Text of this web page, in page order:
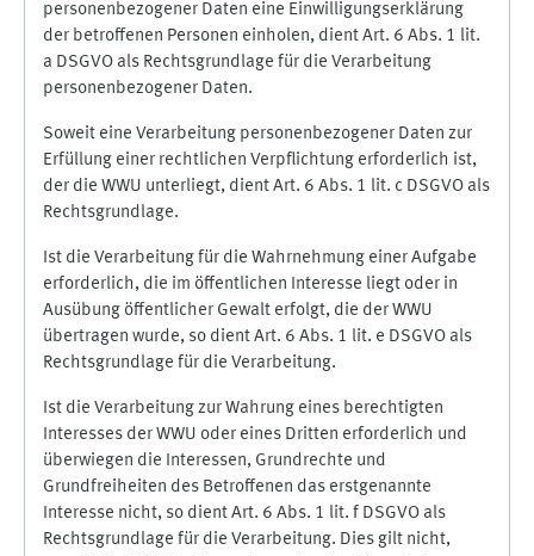
personenbezogener Daten eine Einwilligungserklärung
der betroffenen Personen einholen, dient Art. 6 Abs. 1 lit.
a DSGVO als Rechtsgrundlage für die Verarbeitung
personenbezogener Daten.
Soweit eine Verarbeitung personenbezogener Daten zur
Erfüllung einer rechtlichen Verpflichtung erforderlich ist,
der die WWU unterliegt, dient Art. 6 Abs. 1 lit. c DSGVO als
Rechtsgrundlage.
Ist die Verarbeitung für die Wahrnehmung einer Aufgabe
erforderlich, die im öffentlichen Interesse liegt oder in
Ausübung öffentlicher Gewalt erfolgt, die der WWU
übertragen wurde, so dient Art. 6 Abs. 1 lit. e DSGVO als
Rechtsgrundlage für die Verarbeitung.
Ist die Verarbeitung zur Wahrung eines berechtigten
Interesses der WWU oder eines Dritten erforderlich und
überwiegen die Interessen, Grundrechte und
Grundfreiheiten des Betroffenen das erstgenannte
Interesse nicht, so dient Art. 6 Abs. 1 lit. f DSGVO als
Rechtsgrundlage für die Verarbeitung. Dies gilt nicht,